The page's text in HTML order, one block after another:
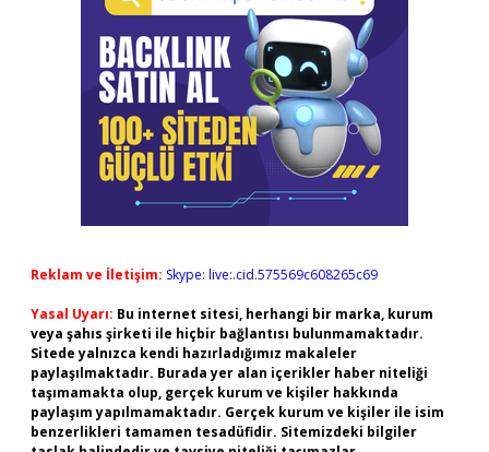
Reklam ve İletişim: Skype: live:.cid.575569c608265c69
Yasal Uyarı: Bu internet sitesi, herhangi bir marka, kurum
veya şahıs şirketi ile hiçbir bağlantısı bulunmamaktadır.
Sitede yalnızca kendi hazırladığımız makaleler
paylaşılmaktadır. Burada yer alan içerikler haber niteliği
taşımamakta olup, gerçek kurum ve kişiler hakkında
paylaşım yapılmamaktadır. Gerçek kurum ve kişiler ile isim
benzerlikleri tamamen tesadüfidir. Sitemizdeki bilgiler